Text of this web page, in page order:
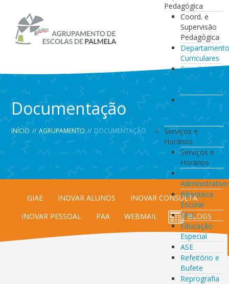
Pedagógica
Coord. e
Supervisão
Pedagógica
Curriculares
Coordenação
da Direção
de Turma
Coordenação
de
Serviços e
Horários
Serviços e
Horários
Serviços
Biblioteca
Escolar
SPO
Educação
Especial
ASE
Refeitório e
Bufete
Reprografia
Documentação
INÍCIO // AGRUPAMENTO // DOCUMENTAÇÃO
GIAE INOVAR ALUNOS
INOVAR CONSULTA
INOVAR PESSOAL
PAA WEBMAIL BLOGS